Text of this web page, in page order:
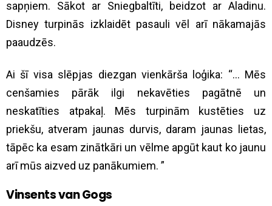
sapņiem. Sākot ar Sniegbaltīti, beidzot ar Aladinu.
Disney turpinās izklaidēt pasauli vēl arī nākamajās
paaudzēs.
Ai šī visa slēpjas diezgan vienkārša loģika: “… Mēs
cenšamies pārāk ilgi nekavēties pagātnē un
neskatīties atpakaļ. Mēs turpinām kustēties uz
priekšu, atveram jaunas durvis, daram jaunas lietas,
tāpēc ka esam zinātkāri un vēlme apgūt kaut ko jaunu
arī mūs aizved uz panākumiem. ”
Vinsents van Gogs